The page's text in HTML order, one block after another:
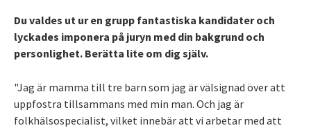
Du valdes ut ur en grupp fantastiska kandidater och
lyckades imponera på juryn med din bakgrund och
personlighet. Berätta lite om dig själv.
"Jag är mamma till tre barn som jag är välsignad över att
uppfostra tillsammans med min man. Och jag är
folkhälsospecialist, vilket innebär att vi arbetar med att